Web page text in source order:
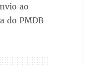
ao
do PMDB